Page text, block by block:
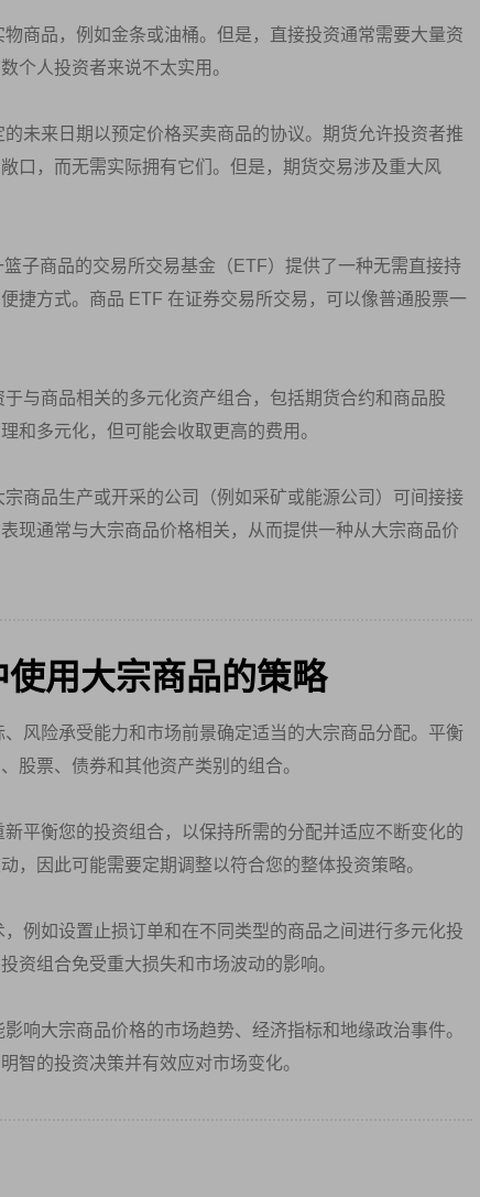
商品，例如金条或油桶。但是，直接投资通常需要大量资
个人投资者来说不太实用。
未来日期以预定价格买卖商品的协议。期货允许投资者推
口，而无需实际拥有它们。但是，期货交易涉及重大风
子商品的交易所交易基金（ETF）提供了一种无需直接持
捷方式。商品 ETF 在证券交易所交易，可以像普通股票一
于与商品相关的多元化资产组合，包括期货合约和商品股
和多元化，但可能会收取更高的费用。
宗商品生产或开采的公司（例如采矿或能源公司）可间接接
现通常与大宗商品价格相关，从而提供一种从大宗商品价
用大宗商品的策略
、风险承受能力和市场前景确定适当的大宗商品分配。平衡
股票、债券和其他资产类别的组合。
新平衡您的投资组合，以保持所需的分配并适应不断变化的
，因此可能需要定期调整以符合您的整体投资策略。
例如设置止损订单和在不同类型的商品之间进行多元化投
资组合免受重大损失和市场波动的影响。
影响大宗商品价格的市场趋势、经济指标和地缘政治事件。
智的投资决策并有效应对市场变化。